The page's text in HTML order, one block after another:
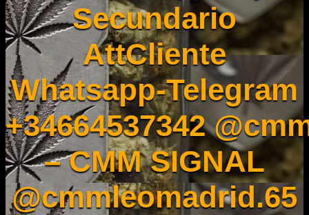
Secundario
AttCliente
Whatsapp-Telegram
+34664537342
– CMM SIGNAL
@cmmleomadrid.65